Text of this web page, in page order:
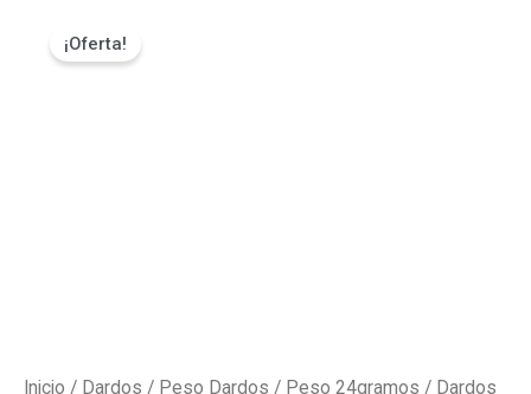
¡Oferta!
Inicio / Dardos / Peso Dardos / Peso 24gramos / Dardos
Club